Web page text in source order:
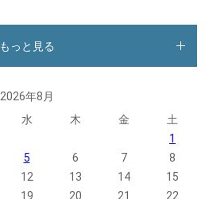
もっと見る
2026年8月
水 木 金
土
1
5 6 7
8
12 13 14
15
19 20 21 22